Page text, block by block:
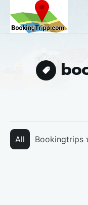
bookingtripp.com
All Bookingtrips